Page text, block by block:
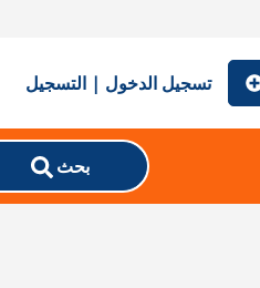
تسجيل الدخول | التسجيل
بحث